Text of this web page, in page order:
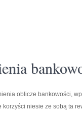
oblicze bankowości,
korzyści niesie ze sobą ta